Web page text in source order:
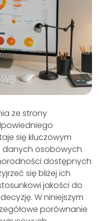
ze strony
się kluczowym
danych osobowych
dostępnych
się bliżej ich
jakości do
W niniejszym
porównanie